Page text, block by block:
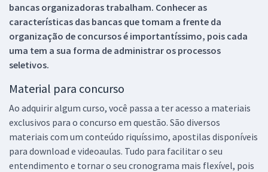
bancas organizadoras trabalham. Conhecer as
características das bancas que tomam a frente da
organização de concursos é importantíssimo, pois cada
uma tem a sua forma de administrar os processos
seletivos.
Material para concurso
Ao adquirir algum curso, você passa a ter acesso a materiais
exclusivos para o concurso em questão. São diversos
materiais com um conteúdo riquíssimo, apostilas disponíveis
para download e videoaulas. Tudo para facilitar o seu
entendimento e tornar o seu cronograma mais flexível, pois